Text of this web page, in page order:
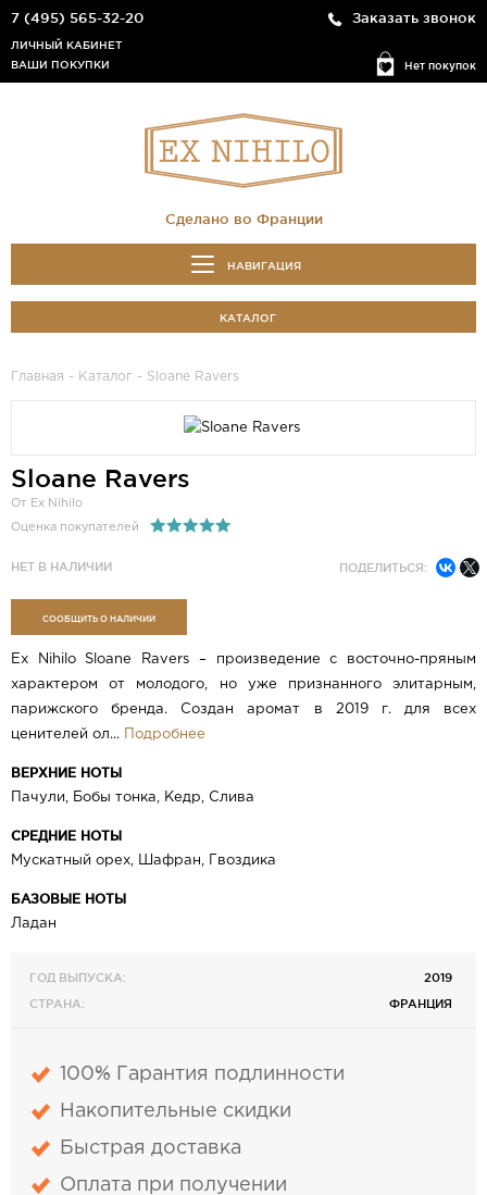
7 (495) 565-32-20 Заказать звонок
Нет покупок
ЛИЧНЫЙ КАБИНЕТ
ВАШИ ПОКУПКИ
Сделано во Франции
НАВИГАЦИЯ
КАТАЛОГ
Главная - Каталог - Sloane Ravers
Sloane Ravers
От Ex Nihilo
Оценка покупателей
НЕТ В НАЛИЧИИ
СООБЩИТЬ О НАЛИЧИИ
ПОДЕЛИТЬСЯ:
Ex Nihilo Sloane Ravers – произведение с восточно-пряным
характером от молодого, но уже признанного элитарным,
парижского бренда. Создан аромат в 2019 г. для всех
ценителей ол... Подробнее
ВЕРХНИЕ НОТЫ
Пачули, Бобы тонка, Кедр, Слива
СРЕДНИЕ НОТЫ
Мускатный орех, Шафран, Гвоздика
БАЗОВЫЕ НОТЫ
Ладан
ГОД ВЫПУСКА:
2019
СТРАНА:
ФРАНЦИЯ
100% Гарантия подлинности
Накопительные скидки
Быстрая доставка
Оплата при получении